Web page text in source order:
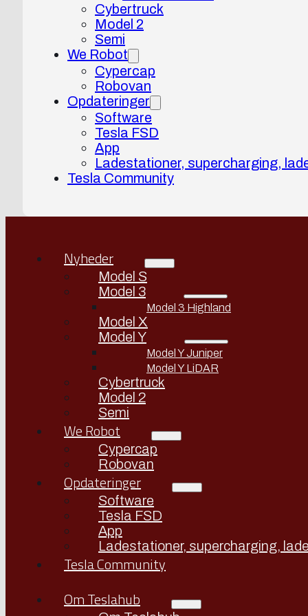
Cybertruck
Model 2
Semi
We Robot
Cypercap
Robovan
Opdateringer
Software
Tesla FSD
App
Ladestationer, supercharging,
Tesla Community
Nyheder
Model S
Model 3
Model 3 Highland
Model X
Model Y
Model Y Juniper
Model Y LiDAR
Cybertruck
Model 2
Semi
We Robot
Cypercap
Robovan
Opdateringer
Software
Tesla FSD
App
Ladestationer, supercharging,
Tesla Community
Om Teslahub